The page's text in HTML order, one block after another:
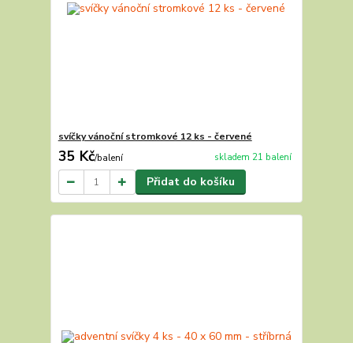
svíčky vánoční stromkové 12 ks - červené
35 Kč/balení skladem 21 balení
Přidat do košíku